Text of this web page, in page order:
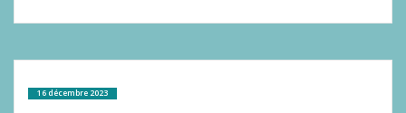
16 décembre 2023